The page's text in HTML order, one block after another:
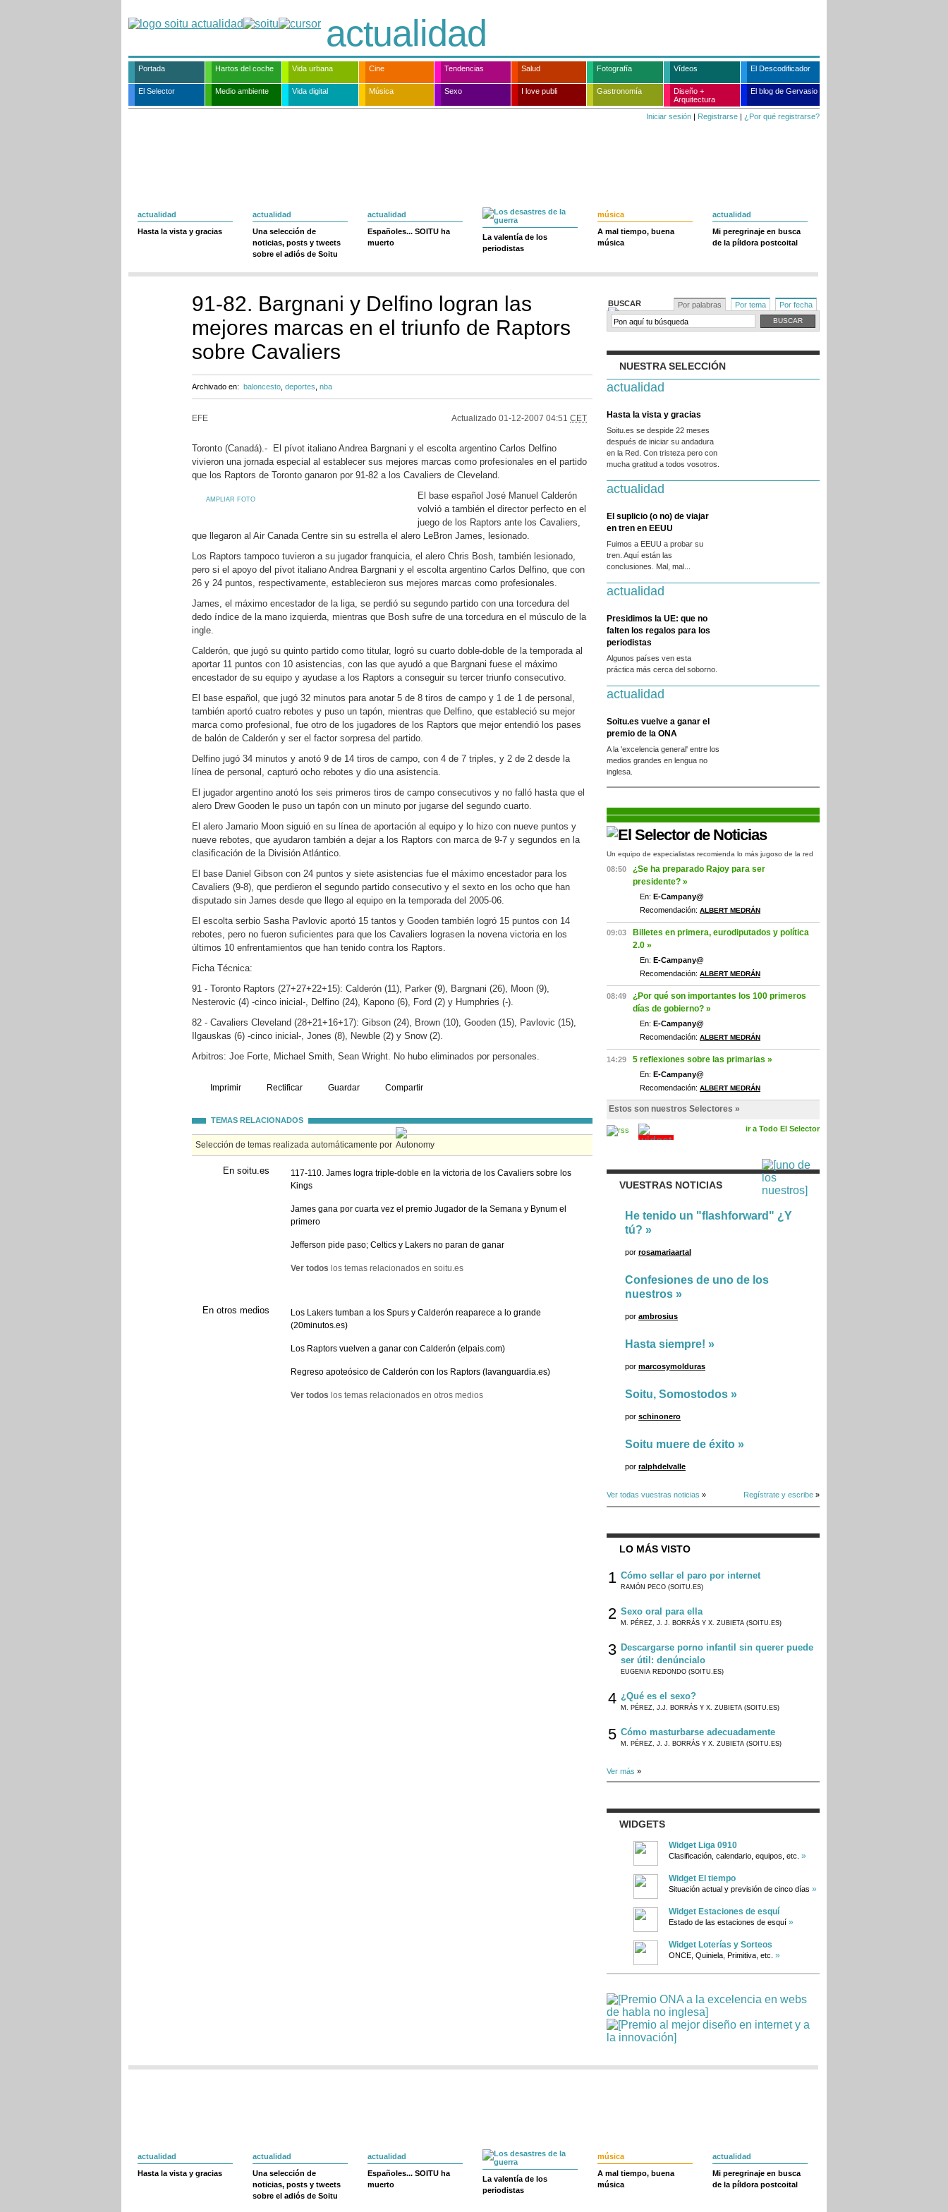
actualidad
Portada Hartos del coche Vida urbana Cine Tendencias Salud Fotografía Vídeos El Descodificador
El Selector Medio ambiente Vida digital Música Sexo I love publi Gastronomía
Diseño +
Arquitectura
El blog de Gervasio
Iniciar sesión | Registrarse | ¿Por qué registrarse?
actualidad
Hasta la vista y gracias
actualidad
Una selección de
noticias, posts y tweets
sobre el adiós de Soitu
actualidad
Españoles... SOITU ha
muerto
La valentía de los
periodistas
música
A mal tiempo, buena
música
actualidad
Mi peregrinaje en busca
de la píldora postcoital
91-82. Bargnani y Delfino logran las
mejores marcas en el triunfo de Raptors
sobre Cavaliers
Archivado en: baloncesto deportes nba
EFE Actualizado 01-12-2007 04:51 CET
Toronto (Canadá).- El pívot italiano Andrea Bargnani y el escolta argentino Carlos Delfino
vivieron una jornada especial al establecer sus mejores marcas como profesionales en el partido
que los Raptors de Toronto ganaron por 91-82 a los Cavaliers de Cleveland.
AMPLIAR FOTO
El base español José Manuel Calderón
volvió a también el director perfecto en el
juego de los Raptors ante los Cavaliers,
que llegaron al Air Canada Centre sin su estrella el alero LeBron James, lesionado.
Los Raptors tampoco tuvieron a su jugador franquicia, el alero Chris Bosh, también lesionado,
pero si el apoyo del pívot italiano Andrea Bargnani y el escolta argentino Carlos Delfino, que con
26 y 24 puntos, respectivamente, establecieron sus mejores marcas como profesionales.
James, el máximo encestador de la liga, se perdió su segundo partido con una torcedura del
dedo índice de la mano izquierda, mientras que Bosh sufre de una torcedura en el músculo de la
ingle.
Calderón, que jugó su quinto partido como titular, logró su cuarto doble-doble de la temporada al
aportar 11 puntos con 10 asistencias, con las que ayudó a que Bargnani fuese el máximo
encestador de su equipo y ayudase a los Raptors a conseguir su tercer triunfo consecutivo.
El base español, que jugó 32 minutos para anotar 5 de 8 tiros de campo y 1 de 1 de personal,
también aportó cuatro rebotes y puso un tapón, mientras que Delfino, que estableció su mejor
marca como profesional, fue otro de los jugadores de los Raptors que mejor entendió los pases
de balón de Calderón y ser el factor sorpresa del partido.
Delfino jugó 34 minutos y anotó 9 de 14 tiros de campo, con 4 de 7 triples, y 2 de 2 desde la
línea de personal, capturó ocho rebotes y dio una asistencia.
El jugador argentino anotó los seis primeros tiros de campo consecutivos y no falló hasta que el
alero Drew Gooden le puso un tapón con un minuto por jugarse del segundo cuarto.
El alero Jamario Moon siguió en su línea de aportación al equipo y lo hizo con nueve puntos y
nueve rebotes, que ayudaron también a dejar a los Raptors con marca de 9-7 y segundos en la
clasificación de la División Atlántico.
El base Daniel Gibson con 24 puntos y siete asistencias fue el máximo encestador para los
Cavaliers (9-8), que perdieron el segundo partido consecutivo y el sexto en los ocho que han
disputado sin James desde que llego al equipo en la temporada del 2005-06.
El escolta serbio Sasha Pavlovic aportó 15 tantos y Gooden también logró 15 puntos con 14
rebotes, pero no fueron suficientes para que los Cavaliers lograsen la novena victoria en los
últimos 10 enfrentamientos que han tenido contra los Raptors.
Ficha Técnica:
91 - Toronto Raptors (27+27+22+15): Calderón (11), Parker (9), Bargnani (26), Moon (9),
Nesterovic (4) -cinco inicial-, Delfino (24), Kapono (6), Ford (2) y Humphries (-).
82 - Cavaliers Cleveland (28+21+16+17): Gibson (24), Brown (10), Gooden (15), Pavlovic (15),
Ilgauskas (6) -cinco inicial-, Jones (8), Newble (2) y Snow (2).
Arbitros: Joe Forte, Michael Smith, Sean Wright. No hubo eliminados por personales.
Imprimir Rectificar Guardar Compartir
TEMAS RELACIONADOS
Selección de temas realizada automáticamente por
En soitu.es
117-110. James logra triple-doble en la victoria de los Cavaliers sobre los
Kings
James gana por cuarta vez el premio Jugador de la Semana y Bynum el
primero
Jefferson pide paso; Celtics y Lakers no paran de ganar
Ver todos los temas relacionados en soitu.es
En otros medios
Los Lakers tumban a los Spurs y Calderón reaparece a lo grande
(20minutos.es)
Los Raptors vuelven a ganar con Calderón (elpais.com)
Regreso apoteósico de Calderón con los Raptors (lavanguardia.es)
Ver todos los temas relacionados en otros medios
BUSCAR Por palabras Por tema Por fecha
NUESTRA SELECCIÓN
actualidad
Hasta la vista y gracias
Soitu.es se despide 22 meses
después de iniciar su andadura
en la Red. Con tristeza pero con
mucha gratitud a todos vosotros.
actualidad
El suplicio (o no) de viajar
en tren en EEUU
Fuimos a EEUU a probar su
tren. Aquí están las
conclusiones. Mal, mal...
actualidad
Presidimos la UE: que no
falten los regalos para los
periodistas
Algunos países ven esta
práctica más cerca del soborno.
actualidad
Soitu.es vuelve a ganar el
premio de la ONA
A la 'excelencia general' entre los
medios grandes en lengua no
inglesa.
Un equipo de especialistas recomienda lo más jugoso de la red
08:50
¿Se ha preparado Rajoy para ser
presidente? »
En: E-Campany@
Recomendación: ALBERT MEDRÁN
09:03
Billetes en primera, eurodiputados y política
2.0 »
En: E-Campany@
Recomendación: ALBERT MEDRÁN
08:49
¿Por qué son importantes los 100 primeros
días de gobierno? »
En: E-Campany@
Recomendación: ALBERT MEDRÁN
14:29 5 reflexiones sobre las primarias »
En: E-Campany@
Recomendación: ALBERT MEDRÁN
Estos son nuestros Selectores »
ir a Todo El Selector
VUESTRAS NOTICIAS
He tenido un "flashforward" ¿Y
tú? »
por rosamariaartal
Confesiones de uno de los
nuestros »
por ambrosius
Hasta siempre! »
por marcosymolduras
Soitu, Somostodos »
por schinonero
Soitu muere de éxito »
por ralphdelvalle
Ver todas vuestras noticias » Regístrate y escribe »
LO MÁS VISTO
1 Cómo sellar el paro por internet
RAMÓN PECO (SOITU.ES)
2 Sexo oral para ella
M. PÉREZ, J. J. BORRÁS Y X. ZUBIETA (SOITU.ES)
3 Descargarse porno infantil sin querer puede
ser útil: denúncialo
EUGENIA REDONDO (SOITU.ES)
4 ¿Qué es el sexo?
M. PÉREZ, J.J. BORRÁS Y X. ZUBIETA (SOITU.ES)
5 Cómo masturbarse adecuadamente
M. PÉREZ, J. J. BORRÁS Y X. ZUBIETA (SOITU.ES)
Ver más »
WIDGETS
Widget Liga 0910
Clasificación, calendario, equipos, etc. »
Widget El tiempo
Situación actual y previsión de cinco días »
Widget Estaciones de esquí
Estado de las estaciones de esquí »
Widget Loterías y Sorteos
ONCE, Quiniela, Primitiva, etc. »
actualidad
Hasta la vista y gracias
actualidad
Una selección de
noticias, posts y tweets
sobre el adiós de Soitu
actualidad
Españoles... SOITU ha
muerto
La valentía de los
periodistas
música
A mal tiempo, buena
música
actualidad
Mi peregrinaje en busca
de la píldora postcoital